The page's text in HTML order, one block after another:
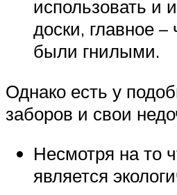
использовать и
доски, главное
были гнилыми.
Однако есть у
заборов и свои
Несмотря на то
является